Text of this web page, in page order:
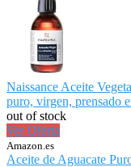
Naissance Aceite
puro, virgen, prensado
out of stock
Ver Oferta
Amazon.es
Aceite de Aguacate